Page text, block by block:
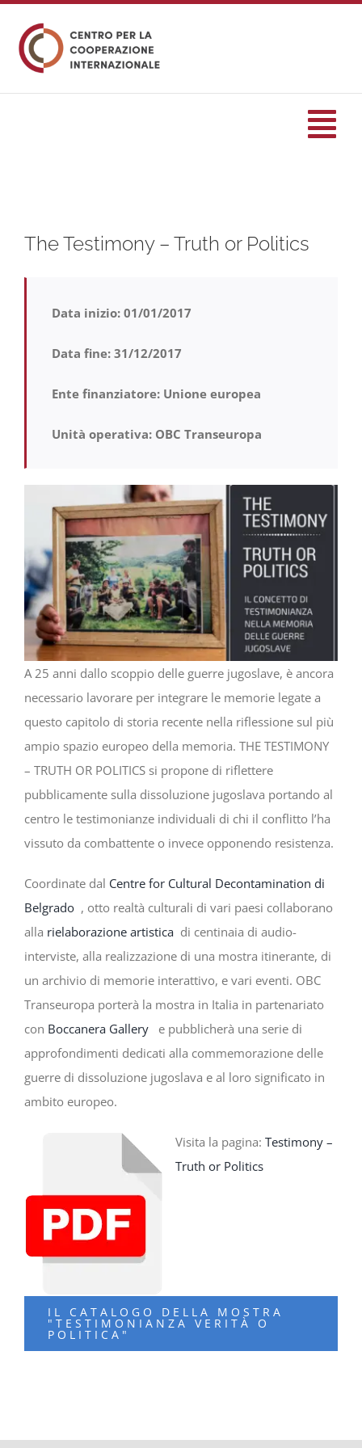
contenuto
formazione
Servizi
Progetti
Notizie
Chi siamo
The Testimony – Truth or Politics
Data inizio: 01/01/2017
Data fine: 31/12/2017
Ente finanziatore: Unione europea
Unità operativa: OBC Transeuropa
A 25 anni dallo scoppio delle guerre jugoslave, è ancora
necessario lavorare per integrare le memorie legate a
questo capitolo di storia recente nella riflessione sul più
ampio spazio europeo della memoria. THE TESTIMONY
– TRUTH OR POLITICS si propone di riflettere
pubblicamente sulla dissoluzione jugoslava portando al
centro le testimonianze individuali di chi il conflitto l’ha
vissuto da combattente o invece opponendo resistenza.
Coordinate dal Centre for Cultural Decontamination di
Belgrado , otto realtà culturali di vari paesi collaborano
alla rielaborazione artistica di centinaia di audio-
interviste, alla realizzazione di una mostra itinerante, di
un archivio di memorie interattivo, e vari eventi. OBC
Transeuropa porterà la mostra in Italia in partenariato
con Boccanera Gallery
e pubblicherà una serie di
approfondimenti dedicati alla commemorazione delle
guerre di dissoluzione jugoslava e al loro significato in
ambito europeo.
Visita la pagina: Testimony –
Truth or Politics
IL CATALOGO DELLA MOSTRA
"TESTIMONIANZA VERITÀ O
POLITICA"